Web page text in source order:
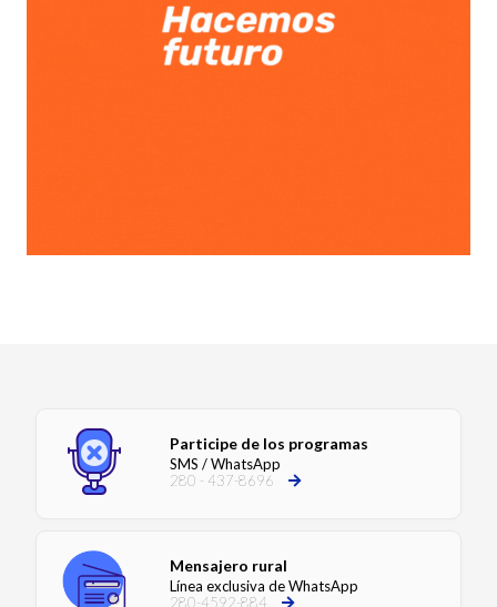
Participe de los programas
SMS / WhatsApp
280 - 437-8696
Mensajero rural
Línea exclusiva de WhatsApp
280-4592-884